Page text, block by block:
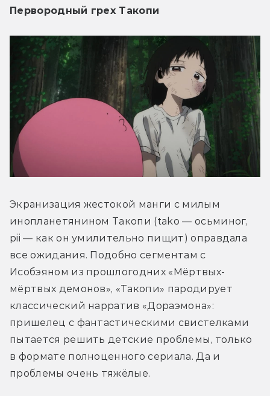
Первородный грех Такопи
Экранизация жестокой манги с милым
инопланетянином Такопи (tako — осьминог,
pii — как он умилительно пищит) оправдала
все ожидания. Подобно сегментам с
Исобэяном из прошлогодних «Мёртвых-
мёртвых демонов», «Такопи» пародирует
классический нарратив «Дораэмона»:
пришелец с фантастическими свистелками
пытается решить детские проблемы, только
в формате полноценного сериала. Да и
проблемы очень тяжёлые.